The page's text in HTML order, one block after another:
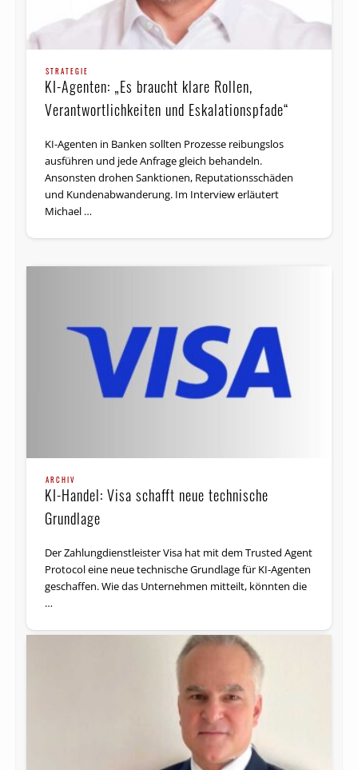
STRATEGIE
KI-Agenten: „Es braucht klare Rollen,
Verantwortlichkeiten und Eskalationspfade“
KI-Agenten in Banken sollten Prozesse reibungslos
ausführen und jede Anfrage gleich behandeln.
Ansonsten drohen Sanktionen, Reputationsschäden
und Kundenabwanderung. Im Interview erläutert
Michael …
ARCHIV
KI-Handel: Visa schafft neue technische
Grundlage
Der Zahlungdienstleister Visa hat mit dem Trusted Agent
Protocol eine neue technische Grundlage für KI-Agenten
geschaffen. Wie das Unternehmen mitteilt, könnten die
…